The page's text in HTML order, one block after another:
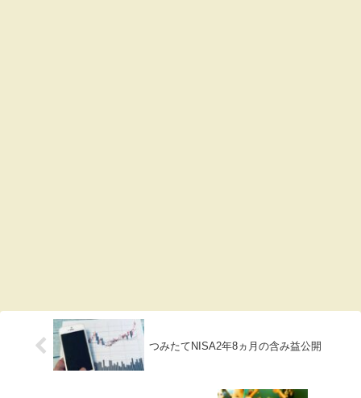
つみたてNISA2年8ヵ月の含み益公開